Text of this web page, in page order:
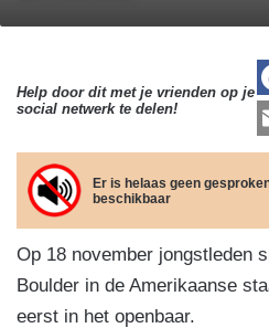
Help door dit met je vrienden op je
social netwerk te delen!
Er is helaas geen
beschikbaar
Op 18 november jongstleden
Boulder in de Amerikaanse
eerst in het openbaar.